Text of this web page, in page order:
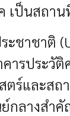
เป็นสถา
ชาชาติ
รประวัติ
ร์และสถ
กลางสำ